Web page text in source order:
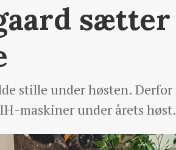
stille under høsten.
maskiner under årets høst.